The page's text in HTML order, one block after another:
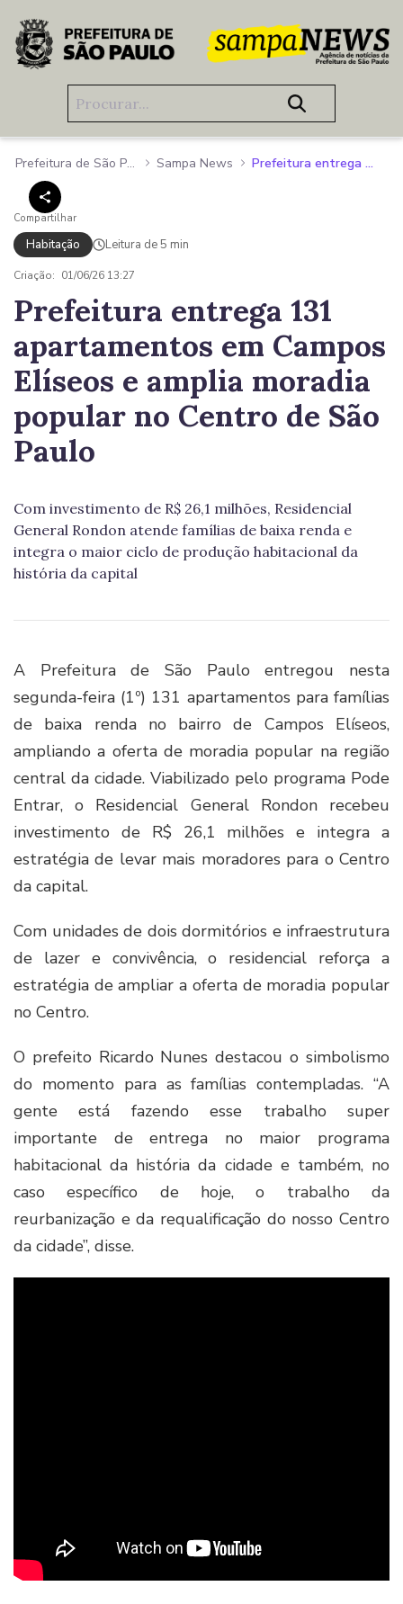
Pular para o Conteúdo principal
Prefeitura de São Paulo Sampa News Prefeitura entrega 131 apartamentos em Campos Elíseos e amplia moradia popular no Centro de São Paulo
Compartilhar
Habitação Leitura de 5 min
Criação: 01/06/26 13:27
Prefeitura entrega 131
apartamentos em Campos
Elíseos e amplia moradia
popular no Centro de São
Paulo
Com investimento de R$ 26,1 milhões, Residencial
General Rondon atende famílias de baixa renda e
integra o maior ciclo de produção habitacional da
história da capital
A Prefeitura de São Paulo entregou nesta
segunda-feira (1º) 131 apartamentos para famílias
de baixa renda no bairro de Campos Elíseos,
ampliando a oferta de moradia popular na região
central da cidade. Viabilizado pelo programa Pode
Entrar, o Residencial General Rondon recebeu
investimento de R$ 26,1 milhões e integra a
estratégia de levar mais moradores para o Centro
da capital.
Com unidades de dois dormitórios e infraestrutura
de lazer e convivência, o residencial reforça a
estratégia de ampliar a oferta de moradia popular
no Centro.
O prefeito Ricardo Nunes destacou o simbolismo
do momento para as famílias contempladas. “A
gente está fazendo esse trabalho super
importante de entrega no maior programa
habitacional da história da cidade e também, no
caso específico de hoje, o trabalho da
reurbanização e da requalificação do nosso Centro
da cidade”, disse.